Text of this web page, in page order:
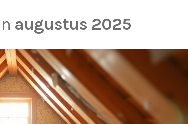
augustus 2025